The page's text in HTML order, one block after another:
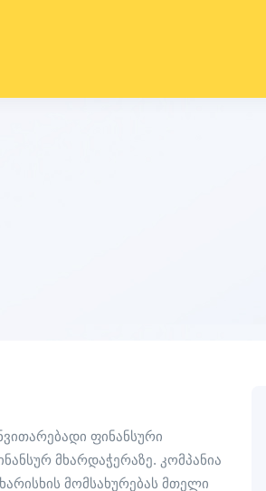
ფინანსური
მხარდაჭერაზე. კომპანია
მომსახურებას მთელი